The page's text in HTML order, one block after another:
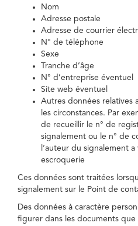
Nom
Adresse postale
Adresse de courrier
N° de téléphone
Sexe
Tranche d’âge
N° d’entreprise éventuel
Site web éventuel
Autres données relatives
les circonstances. Par
de recueillir le n° de
signalement ou le n° de
l’auteur du signalement
escroquerie
Ces données sont traitées
signalement sur le Point de
Des données à caractère
figurer dans les documents